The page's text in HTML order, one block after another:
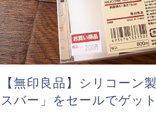
【無印良品】シリコーン
スバー」をセールでゲッ